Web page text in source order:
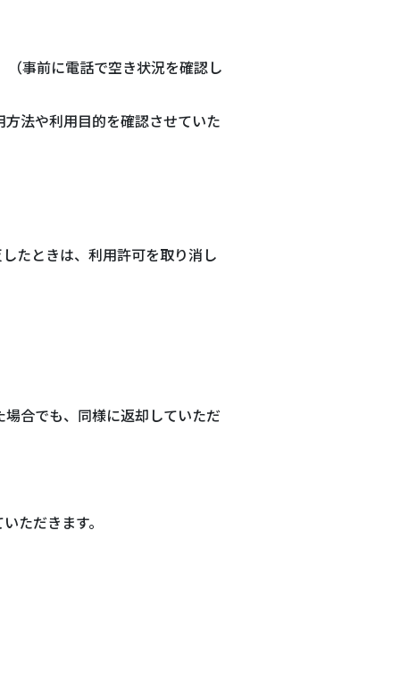
事前に電話で空き状況を確認し
法や利用目的を確認させていた
たときは、利用許可を取り消し
合でも、同様に返却していただ
ただきます。